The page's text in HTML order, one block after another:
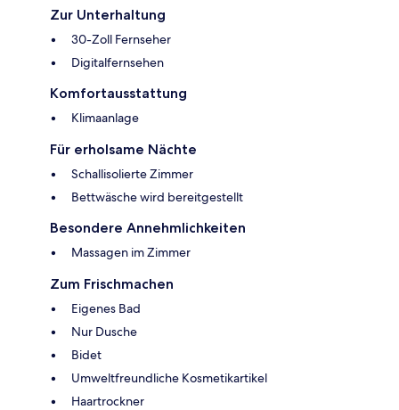
Zur Unterhaltung
30-Zoll Fernseher
Digitalfernsehen
Komfortausstattung
Klimaanlage
Für erholsame Nächte
Schallisolierte Zimmer
Bettwäsche wird bereitgestellt
Besondere Annehmlichkeiten
Massagen im Zimmer
Zum Frischmachen
Eigenes Bad
Nur Dusche
Bidet
Umweltfreundliche Kosmetikartikel
Haartrockner